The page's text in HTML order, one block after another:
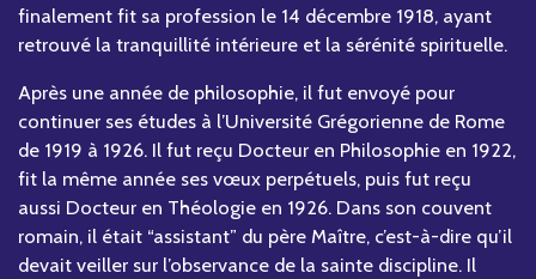
finalement fit sa profession le 14 décembre 1918, ayant
retrouvé la tranquillité intérieure et la sérénité spirituelle.
Après une année de philosophie, il fut envoyé pour
continuer ses études à l’Université Grégorienne de Rome
de 1919 à 1926. Il fut reçu Docteur en Philosophie en 1922,
fit la même année ses vœux perpétuels, puis fut reçu
aussi Docteur en Théologie en 1926. Dans son couvent
romain, il était “assistant” du père Maître, c’est-à-dire qu’il
devait veiller sur l’observance de la sainte discipline. Il